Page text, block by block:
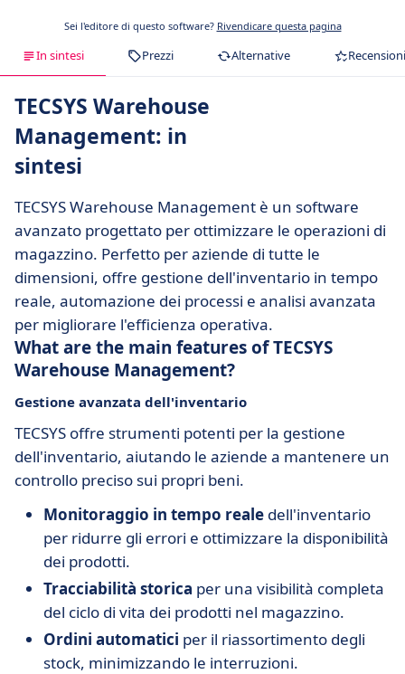
Sei l'editore di questo software? Rivendicare questa pagina
In sintesi Prezzi Alternative Recensioni
TECSYS Warehouse
Management: in
sintesi
TECSYS Warehouse Management è un software
avanzato progettato per ottimizzare le operazioni di
magazzino. Perfetto per aziende di tutte le
dimensioni, offre gestione dell'inventario in tempo
reale, automazione dei processi e analisi avanzata
per migliorare l'efficienza operativa.
What are the main features of TECSYS
Warehouse Management?
Gestione avanzata dell'inventario
TECSYS offre strumenti potenti per la gestione
dell'inventario, aiutando le aziende a mantenere un
controllo preciso sui propri beni.
Monitoraggio in tempo reale dell'inventario
per ridurre gli errori e ottimizzare la disponibilità
dei prodotti.
Tracciabilità storica per una visibilità completa
del ciclo di vita dei prodotti nel magazzino.
Ordini automatici per il riassortimento degli
stock, minimizzando le interruzioni.